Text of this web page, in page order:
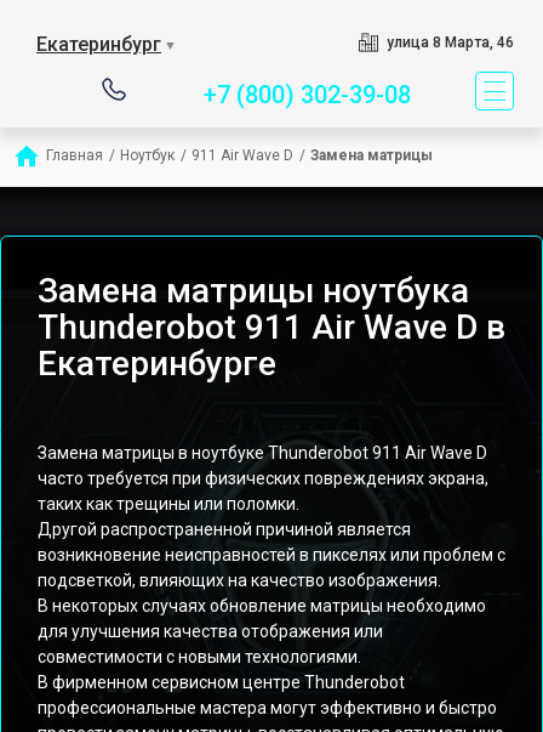
Екатеринбург ▼ улица 8 Марта, 46
+7 (800) 302-39-08
Главная / Ноутбук / 911 Air Wave D / Замена матрицы
Замена матрицы ноутбука
Thunderobot 911 Air Wave D в
Екатеринбурге
Замена матрицы в ноутбуке Thunderobot 911 Air Wave D
часто требуется при физических повреждениях экрана,
таких как трещины или поломки.
Другой распространенной причиной является
возникновение неисправностей в пикселях или проблем с
подсветкой, влияющих на качество изображения.
В некоторых случаях обновление матрицы необходимо
для улучшения качества отображения или
совместимости с новыми технологиями.
В фирменном сервисном центре Thunderobot
профессиональные мастера могут эффективно и быстро